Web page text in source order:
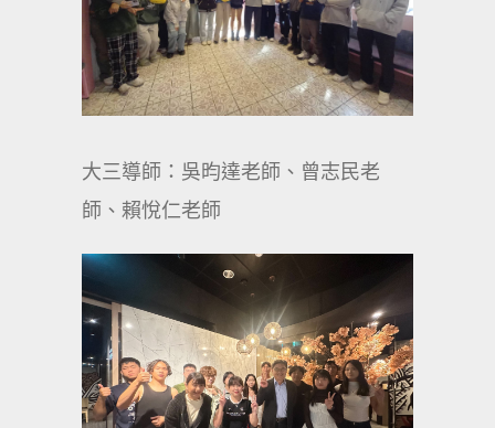
大三導師：吳昀達老師、曾志民老
師、賴悅仁老師